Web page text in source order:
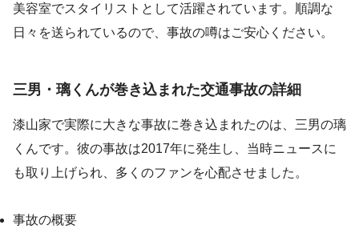
美容室でスタイリストとして活躍されています。順調な
日々を送られているので、事故の噂はご安心ください。
三男・璃くんが巻き込まれた交通事故の詳細
漆山家で実際に大きな事故に巻き込まれたのは、三男の璃
くんです。彼の事故は2017年に発生し、当時ニュースに
も取り上げられ、多くのファンを心配させました。
事故の概要